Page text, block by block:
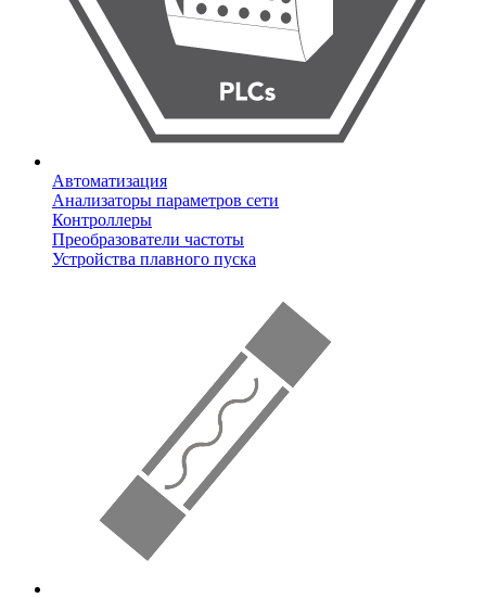
Автоматизация
Анализаторы параметров сети
Контроллеры
Преобразователи частоты
Устройства плавного пуска